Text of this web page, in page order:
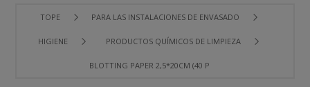
TOPE PARA LAS INSTALACIONES DE ENVASADO
HIGIENE PRODUCTOS QUÍMICOS DE LIMPIEZA
BLOTTING PAPER 2,5*20CM (40 PIECES)